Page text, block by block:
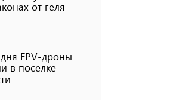
от геля
FPV-дроны
в поселке